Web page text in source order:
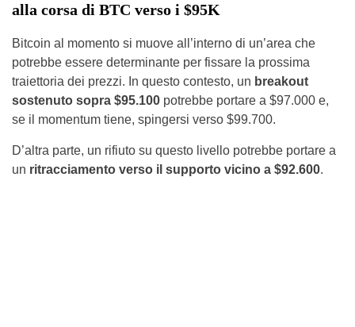
alla corsa di BTC verso i $95K
Bitcoin al momento si muove all’interno di un’area che
potrebbe essere determinante per fissare la prossima
traiettoria dei prezzi. In questo contesto, un breakout
sostenuto sopra $95.100 potrebbe portare a $97.000 e,
se il momentum tiene, spingersi verso $99.700.
D’altra parte, un rifiuto su questo livello potrebbe portare a
un ritracciamento verso il supporto vicino a $92.600.